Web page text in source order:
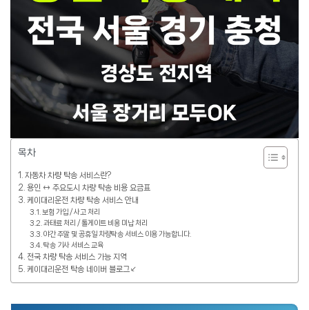
목차
자동차 차량 탁송 서비스란?
용인 ↔ 주요도시 차량 탁송 비용 요금표
케이대리운전 차량 탁송 서비스 안내
보험 가입 / 사고 처리
과태료 처리 / 톨게이트 비용 미납 처리
야간 주말 및 공휴일 차량탁송 서비스 이용 가능합니다.
탁송 기사 서비스 교육
전국 차량 탁송 서비스 가능 지역
케이대리운전 탁송 네이버 블로그↙